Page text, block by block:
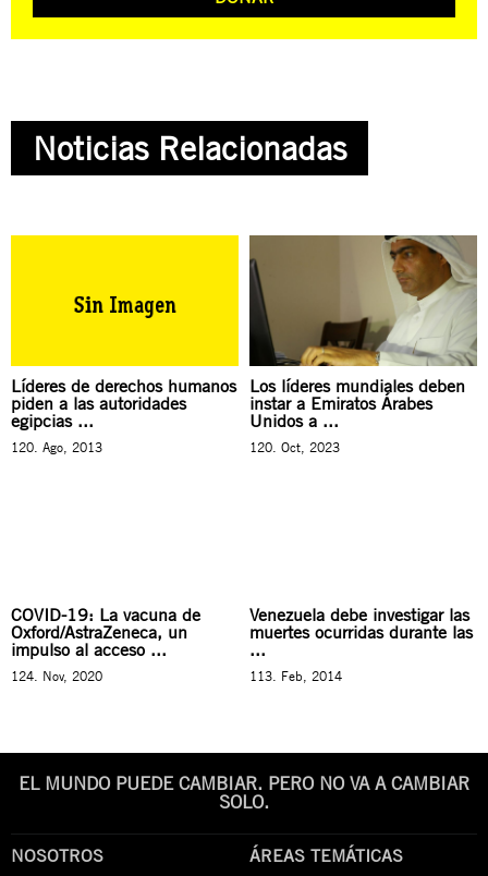
Noticias Relacionadas
Líderes de derechos humanos
piden a las autoridades
egipcias ...
120. Ago, 2013
Los líderes mundiales deben
instar a Emiratos Árabes
Unidos a ...
120. Oct, 2023
COVID-19: La vacuna de
Oxford/AstraZeneca, un
impulso al acceso ...
124. Nov, 2020
Venezuela debe investigar las
muertes ocurridas durante las
...
113. Feb, 2014
EL MUNDO PUEDE CAMBIAR. PERO NO VA A CAMBIAR
SOLO.
NOSOTROS ÁREAS TEMÁTICAS